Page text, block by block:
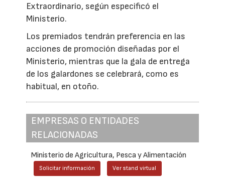
Extraordinario, según especificó el
Ministerio.
Los premiados tendrán preferencia en las
acciones de promoción diseñadas por el
Ministerio, mientras que la gala de entrega
de los galardones se celebrará, como es
habitual, en otoño.
EMPRESAS O ENTIDADES
RELACIONADAS
Ministerio de Agricultura, Pesca y Alimentación
Solicitar información Ver stand virtual